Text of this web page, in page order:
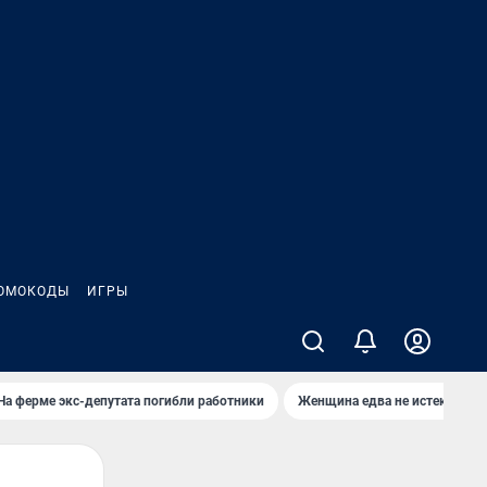
ИГРЫ
ферме экс-депутата погибли работники Женщина едва не истекла